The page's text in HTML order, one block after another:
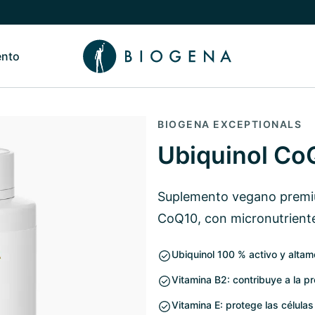
NosotrosAlternar submenú de Conocimiento
BIOGENA EXCEPTIONALS
Ubiquinol
Suplemento vegano
CoQ10, con
Ubiquinol 100 % activo y
Vitamina B2: contribuye a la
Vitamina E: protege las